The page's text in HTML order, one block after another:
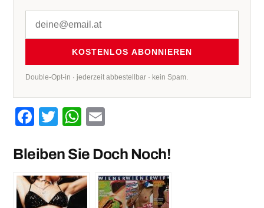
KOSTENLOS ABONNIEREN
Double-Opt-in · jederzeit abbestellbar · kein Spam.
Facebook
TwitterWhatsApp
Bleiben Sie Doch Noch!